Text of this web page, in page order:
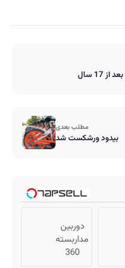
17 سال
مطلب بعدی
بیدود ورشکست شد
دوربین
مداربسته
360